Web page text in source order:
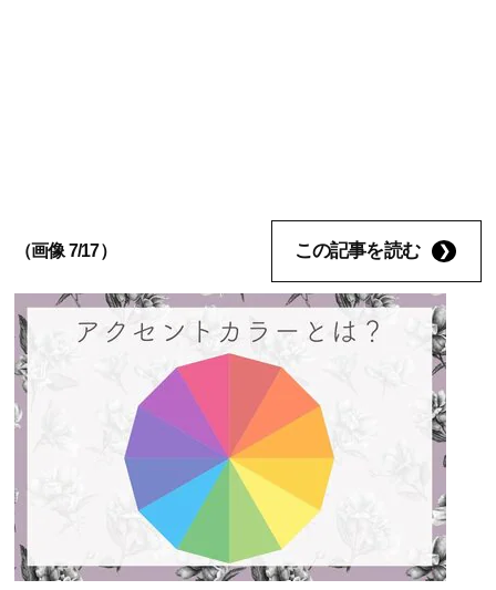
（画像 7/17） この記事を読む